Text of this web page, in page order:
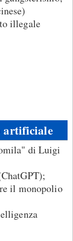
illegale
artificiale
di Luigi
il monopolio